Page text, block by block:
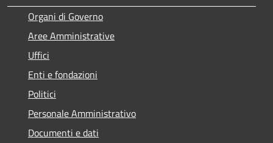
Organi di Governo
Aree Amministrative
Uffici
Enti e fondazioni
Politici
Personale Amministrativo
Documenti e dati